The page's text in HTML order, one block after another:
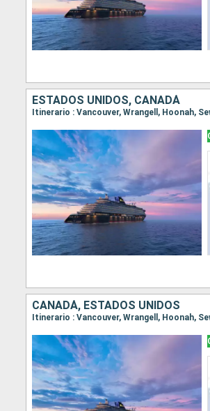
ESTADOS UNIDOS, CANADÁ
Itinerario : Vancouver, Wrangell, Hoonah,
CANADÁ, ESTADOS UNIDOS
Itinerario : Vancouver, Wrangell, Hoonah,